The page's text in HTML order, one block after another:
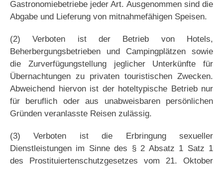
Gastronomiebetriebe jeder Art. Ausgenommen sind die
Abgabe und Lieferung von mitnahmefähigen Speisen.
(2) Verboten ist der Betrieb von Hotels,
Beherbergungsbetrieben und Campingplätzen sowie
die Zurverfügungstellung jeglicher Unterkünfte für
Übernachtungen zu privaten touristischen Zwecken.
Abweichend hiervon ist der hoteltypische Betrieb nur
für beruflich oder aus unabweisbaren persönlichen
Gründen veranlasste Reisen zulässig.
(3) Verboten ist die Erbringung sexueller
Dienstleistungen im Sinne des § 2 Absatz 1 Satz 1
des Prostituiertenschutzgesetzes vom 21. Oktober